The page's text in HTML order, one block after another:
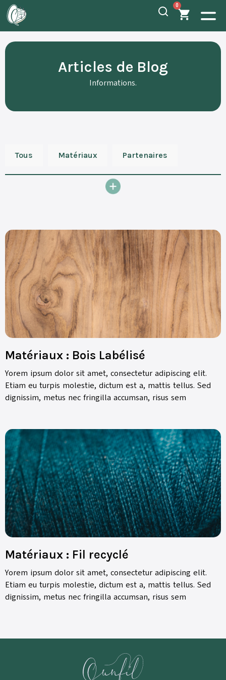
0
Articles de Blog
Informations.
Tous Matériaux Partenaires
Stand Art
Matériaux : Bois Labélisé
Yorem ipsum dolor sit amet, consectetur adipiscing elit.
Etiam eu turpis molestie, dictum est a, mattis tellus. Sed
dignissim, metus nec fringilla accumsan, risus sem
Matériaux : Fil recyclé
Yorem ipsum dolor sit amet, consectetur adipiscing elit.
Etiam eu turpis molestie, dictum est a, mattis tellus. Sed
dignissim, metus nec fringilla accumsan, risus sem